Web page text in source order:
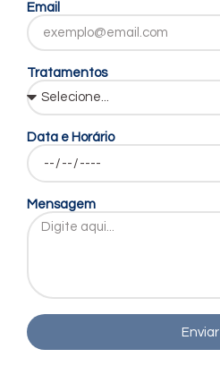
Email
Tratamentos
Data e Horário
Mensagem
Enviar